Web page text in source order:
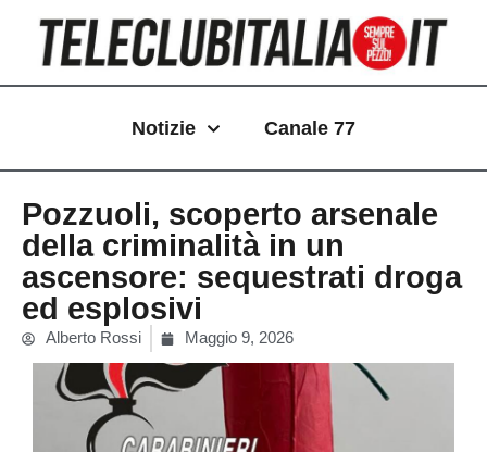
contenuto
Notizie Canale 77
Pozzuoli, scoperto arsenale
della criminalità in un
ascensore: sequestrati droga
ed esplosivi
Alberto Rossi Maggio 9, 2026